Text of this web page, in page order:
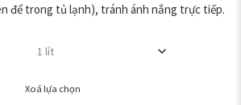
để trong tủ lạnh), tránh ánh nắng trực tiếp.
Xoá lựa chọn